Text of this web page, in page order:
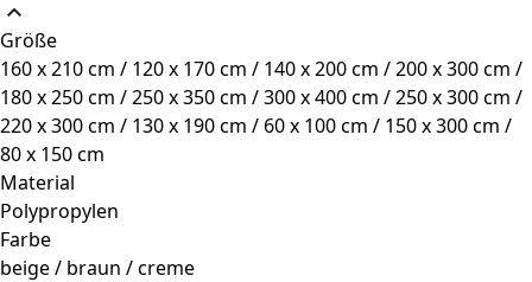
Größe
160 x 210 cm / 120 x 170 cm / 140 x 200 cm / 200 x 300 cm /
180 x 250 cm / 250 x 350 cm / 300 x 400 cm / 250 x 300 cm /
220 x 300 cm / 130 x 190 cm / 60 x 100 cm / 150 x 300 cm /
80 x 150 cm
Material
Polypropylen
Farbe
beige / braun / creme